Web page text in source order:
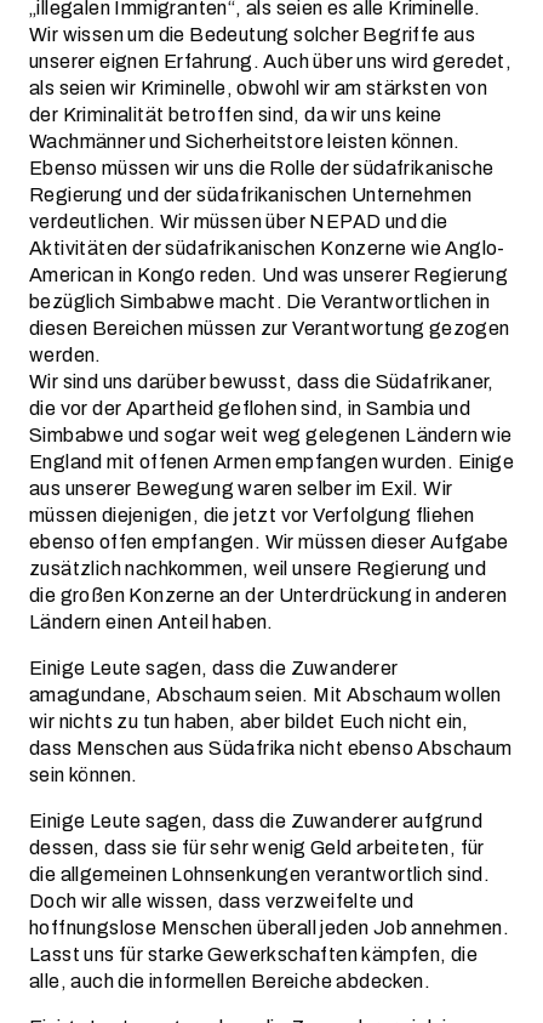
„illegalen Immigranten“, als seien es alle Kriminelle.
Wir wissen um die Bedeutung solcher Begriffe aus
unserer eignen Erfahrung. Auch über uns wird geredet,
als seien wir Kriminelle, obwohl wir am stärksten von
der Kriminalität betroffen sind, da wir uns keine
Wachmänner und Sicherheitstore leisten können.
Ebenso müssen wir uns die Rolle der südafrikanische
Regierung und der südafrikanischen Unternehmen
verdeutlichen. Wir müssen über NEPAD und die
Aktivitäten der südafrikanischen Konzerne wie Anglo-
American in Kongo reden. Und was unserer Regierung
bezüglich Simbabwe macht. Die Verantwortlichen in
diesen Bereichen müssen zur Verantwortung gezogen
werden.
Wir sind uns darüber bewusst, dass die Südafrikaner,
die vor der Apartheid geflohen sind, in Sambia und
Simbabwe und sogar weit weg gelegenen Ländern wie
England mit offenen Armen empfangen wurden. Einige
aus unserer Bewegung waren selber im Exil. Wir
müssen diejenigen, die jetzt vor Verfolgung fliehen
ebenso offen empfangen. Wir müssen dieser Aufgabe
zusätzlich nachkommen, weil unsere Regierung und
die großen Konzerne an der Unterdrückung in anderen
Ländern einen Anteil haben.
Einige Leute sagen, dass die Zuwanderer
amagundane, Abschaum seien. Mit Abschaum wollen
wir nichts zu tun haben, aber bildet Euch nicht ein,
dass Menschen aus Südafrika nicht ebenso Abschaum
sein können.
Einige Leute sagen, dass die Zuwanderer aufgrund
dessen, dass sie für sehr wenig Geld arbeiteten, für
die allgemeinen Lohnsenkungen verantwortlich sind.
Doch wir alle wissen, dass verzweifelte und
hoffnungslose Menschen überall jeden Job annehmen.
Lasst uns für starke Gewerkschaften kämpfen, die
alle, auch die informellen Bereiche abdecken.